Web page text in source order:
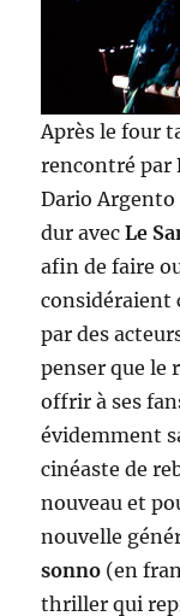
Après le four
rencontré par
Dario Argento
dur avecLe
afin de faire
considéraient
par des
penser que le
offrir à ses
évidemment
cinéaste de
nouveau et
nouvelle
sonno (en
thriller qui